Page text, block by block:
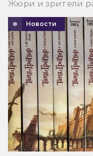
Жюри и зрители
Новости